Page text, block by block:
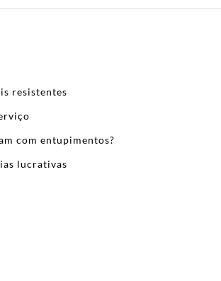
resistentes
com entupimentos?
lucrativas